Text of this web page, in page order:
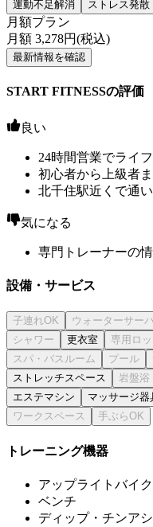
運動不足解消 ストレス発散
月額プラン
月額 3,278円(税込)
最新情報を確認
START FITNESSの評価
良い
24時間営業でライ
初心者から上級者
北千住駅近くで通
気になる
専門トレーナーの
設備・サービス
更衣室
ストレッチスペース
エステマシン
マッサージ器
トレーニング機器
アップライトバイク
ベンチ
ディップ・チンア